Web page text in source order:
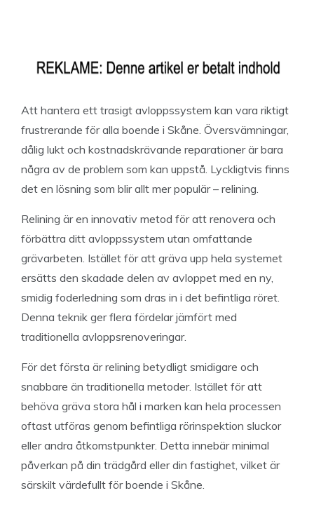
Att hantera ett trasigt avloppssystem kan vara riktigt
frustrerande för alla boende i Skåne. Översvämningar,
dålig lukt och kostnadskrävande reparationer är bara
några av de problem som kan uppstå. Lyckligtvis finns
det en lösning som blir allt mer populär – relining.
Relining är en innovativ metod för att renovera och
förbättra ditt avloppssystem utan omfattande
grävarbeten. Istället för att gräva upp hela systemet
ersätts den skadade delen av avloppet med en ny,
smidig foderledning som dras in i det befintliga röret.
Denna teknik ger flera fördelar jämfört med
traditionella avloppsrenoveringar.
För det första är relining betydligt smidigare och
snabbare än traditionella metoder. Istället för att
behöva gräva stora hål i marken kan hela processen
oftast utföras genom befintliga rörinspektion sluckor
eller andra åtkomstpunkter. Detta innebär minimal
påverkan på din trädgård eller din fastighet, vilket är
särskilt värdefullt för boende i Skåne.